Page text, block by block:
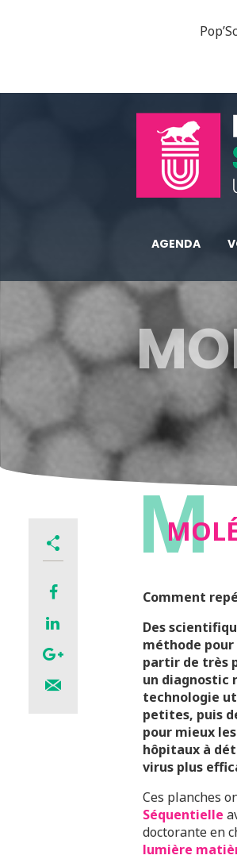
AGENDA
M
Comment
Des
méthode
partir de très
un diagnostic
technologie
petites, puis
pour mieux
hôpitaux à
virus plus
Ces planches
Séquentielle
doctorante en
lumière